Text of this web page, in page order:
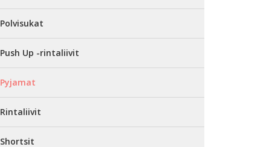
Polvisukat
Push Up -rintaliivit
Pyjamat
Rintaliivit
Shortsit